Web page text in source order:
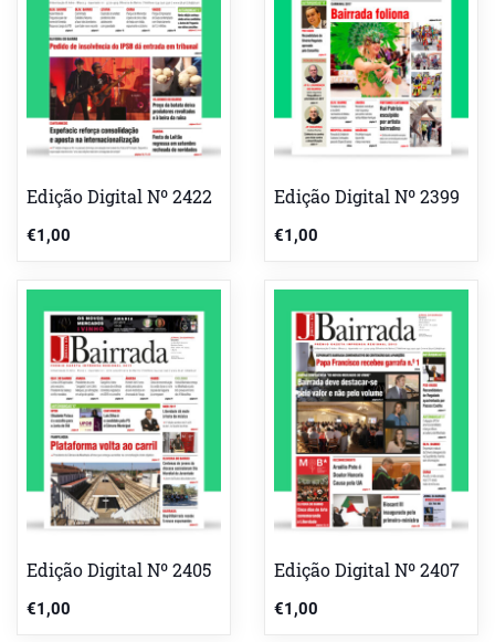
Edição Digital Nº 2422
€1,00
Edição Digital Nº 2399
€1,00
Edição Digital Nº 2405
€1,00
Edição Digital Nº 2407
€1,00